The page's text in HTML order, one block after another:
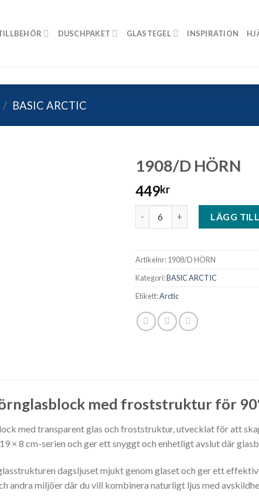
DUSCHPAKET GLASTEGEL INSPIRATION
/ BASIC ARCTIC
1908/D HÖRN
449kr
1908/D HÖRN mängdLÄGG
Artikelnr:1908/D HÖRN
Kategori:BASIC ARCTIC
Etikett:Arctic
med froststruktur för
med transparent glas och froststruktur, utvecklat för att
× 8 cm-serien och ger ett snyggt och enhetligt avslut där
dagsljuset mjukt genom glaset och ger ett
andra miljöer där du vill kombinera naturligt ljus med